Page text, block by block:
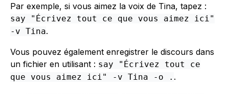
Par exemple, si vous aimez la voix de Tina, tapez :
say "Écrivez tout ce que vous aimez ici"
-v Tina.
Vous pouvez également enregistrer le discours dans
un fichier en utilisant : say "Écrivez tout ce
que vous aimez ici" -v Tina -o
. .